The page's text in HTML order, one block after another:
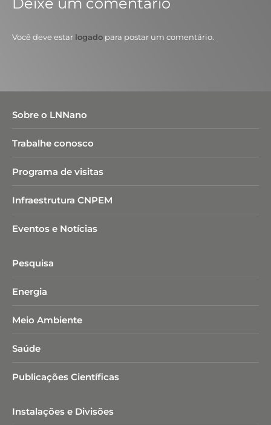
Você deve estar logado para postar um comentário.
Sobre o LNNano
Trabalhe conosco
Programa de visitas
Infraestrutura CNPEM
Eventos e Notícias
Pesquisa
Energia
Meio Ambiente
Saúde
Publicações Científicas
Instalações e Divisões